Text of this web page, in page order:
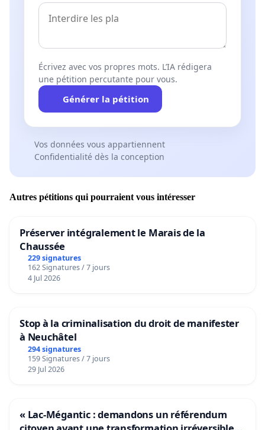
Écrivez avec vos propres mots. L’IA rédigera
une pétition percutante pour vous.
Générer la pétition
Vos données vous appartiennent
Confidentialité dès la conception
Autres pétitions qui pourraient vous intéresser
Préserver intégralement le Marais de la
Chaussée
229 signatures
162 Signatures / 7 jours
4 Jul 2026
Stop à la criminalisation du droit de manifester
à Neuchâtel
294 signatures
159 Signatures / 7 jours
29 Jul 2026
« Lac-Mégantic : demandons un référendum